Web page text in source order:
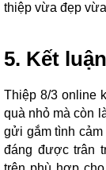
thiệp vừa đẹp
5. Kết luận
Thiệp 8/3 online
quà nhỏ mà còn
gửi gắm tình
đáng được trân